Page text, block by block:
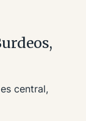
central,